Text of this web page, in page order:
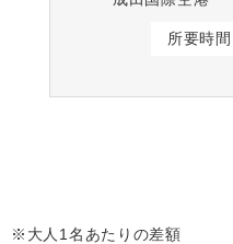
所要時
※大人1名あたりの差額